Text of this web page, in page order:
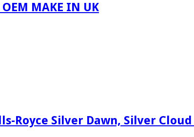
OEM MAKE IN UK
Royce Silver Dawn, Silver